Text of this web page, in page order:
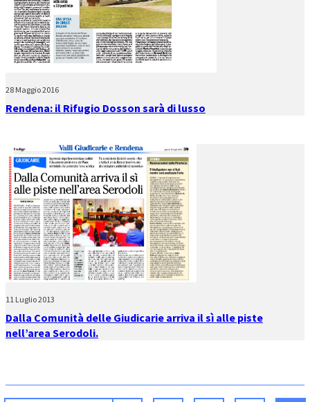
28 Maggio 2016
Rendena: il Rifugio Dosson sarà di lusso
11 Luglio 2013
Dalla Comunità delle Giudicarie arriva il sì alle piste
nell’area Serodoli.